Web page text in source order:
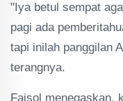
"Iya betul sempat
pagi ada
tapi inilah panggilan
terangnya.
Faisol menegaskan,